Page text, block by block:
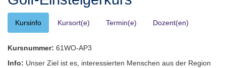
Kursinfo Kursort(e) Termin(e) Dozent(en)
Kursnummer: 61WO-AP3
Info: Unser Ziel ist es, interessierten Menschen aus der Region